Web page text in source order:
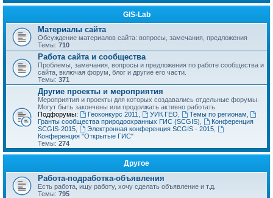
GIS-Lab
Материалы сайта
Обсуждение материалов сайта: вопросы, замечания, предложения
Темы: 710
Работа сайта и сообщества
Проблемы, замечания, вопросы и предложения по работе сообщества и
сайта, включая форум, блог и другие его части.
Темы: 371
Другие проекты и мероприятия
Мероприятия и проекты для которых создавались отдельные форумы.
Могут быть закончены или продолжать активно работать.
Подфорумы:
Геоконкурс 2011 УИК ГЕО Темы по регионам
Гранты сообщества природоохранных ГИС (SCGIS)
Конференция
SCGIS-2015
Электронная конференция SCGIS - 2015,
Конференция "Открытые ГИС"
Темы: 274
Другое
Работа-подработка-объявления
Есть работа, ищу работу, хочу сделать объявление и т.д.
Темы: 795